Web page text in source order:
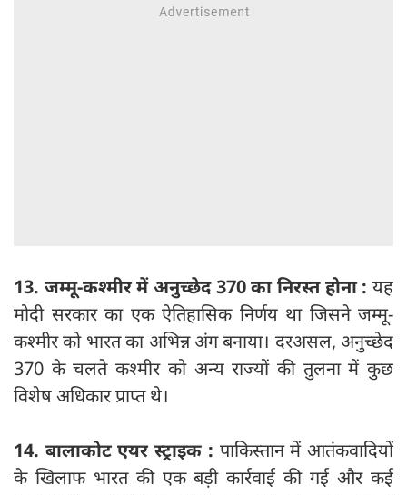
13. जम्मू-कश्मीर में अनुच्छेद 370 का निरस्त होना : यह
मोदी सरकार का एक ऐतिहासिक निर्णय था जिसने जम्मू-
कश्मीर को भारत का अभिन्न अंग बनाया। दरअसल, अनुच्छेद
370 के चलते कश्मीर को अन्य राज्यों की तुलना में कुछ
विशेष अधिकार प्राप्त थे।
14. बालाकोट एयर स्ट्राइक : पाकिस्तान में आतंकवादियों
के खिलाफ भारत की एक बड़ी कार्रवाई की गई और कई